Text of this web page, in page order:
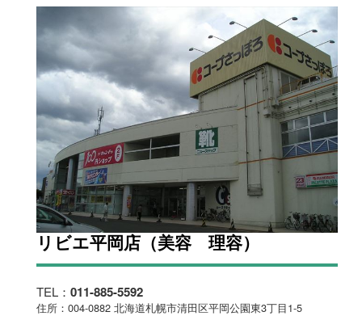
リビエ平岡店（美容 理容）
TEL： 011-885-5592
住所：004-0882 北海道札幌市清田区平岡公園東3丁目1-5